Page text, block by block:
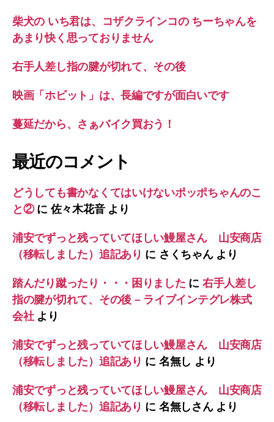
柴犬の いち君は、コザクラインコの ちーちゃんを
あまり快く思っておりません
右手人差し指の腱が切れて、その後
映画「ホビット」は、長編ですが面白いです
蔓延だから、さぁバイク買おう！
最近のコメント
どうしても書かなくてはいけないポッポちゃんのこ
と②に佐々木花音より
浦安でずっと残っていてほしい鰻屋さん 山安商店
（移転しました）追記あり に さくちゃんより
踏んだり蹴ったり・・・困りました に 右手人差し
指の腱が切れて、その後 – ライブインテグレ株式
会社より
浦安でずっと残っていてほしい鰻屋さん 山安商店
（移転しました）追記あり に 名無し より
浦安でずっと残っていてほしい鰻屋さん 山安商店
（移転しました）追記あり に 名無しさんより